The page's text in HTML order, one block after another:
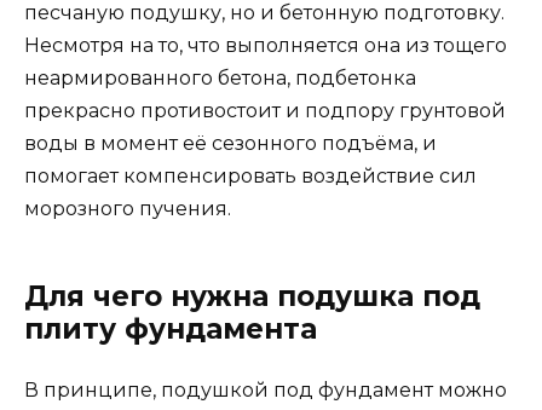
песчаную подушку, но и бетонную подготовку.
Несмотря на то, что выполняется она из тощего
неармированного бетона, подбетонка
прекрасно противостоит и подпору грунтовой
воды в момент её сезонного подъёма, и
помогает компенсировать воздействие сил
морозного пучения.
Для чего нужна подушка под
плиту фундамента
В принципе, подушкой под фундамент можно